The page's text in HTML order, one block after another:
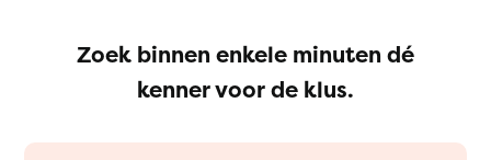
Zoek binnen enkele minuten dé
kenner voor de klus.